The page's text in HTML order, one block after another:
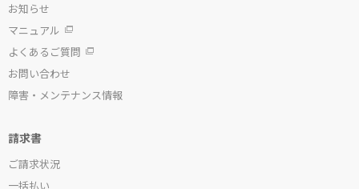
お知らせ
マニュアル
よくあるご質問
お問い合わせ
障害・メンテナンス情報
請求書
ご請求状況
一括払い